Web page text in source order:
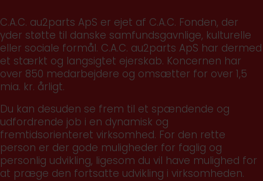
C.A.C. au2parts ApS er ejet af C.A.C. Fonden, der
yder støtte til danske samfundsgavnlige, kulturelle
eller sociale formål. C.A.C. au2parts ApS har dermed
et stærkt og langsigtet ejerskab. Koncernen har
over 850 medarbejdere og omsætter for over 1,5
mia. kr. årligt.
Du kan desuden se frem til et spændende og
udfordrende job i en dynamisk og
fremtidsorienteret virksomhed. For den rette
person er der gode muligheder for faglig og
personlig udvikling, ligesom du vil have mulighed for
at præge den fortsatte udvikling i virksomheden.